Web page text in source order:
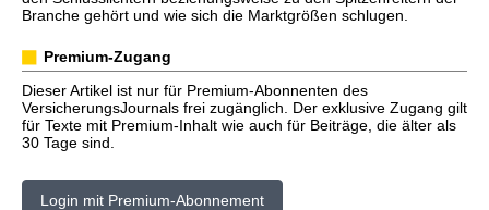
Branche gehört und wie sich die Marktgrößen schlugen.
Premium-Zugang
Dieser Artikel ist nur für Premium-Abonnenten des
VersicherungsJournals frei zugänglich. Der exklusive Zugang gilt
für Texte mit Premium-Inhalt wie auch für Beiträge, die älter als
30 Tage sind.
Login mit Premium-Abonnement